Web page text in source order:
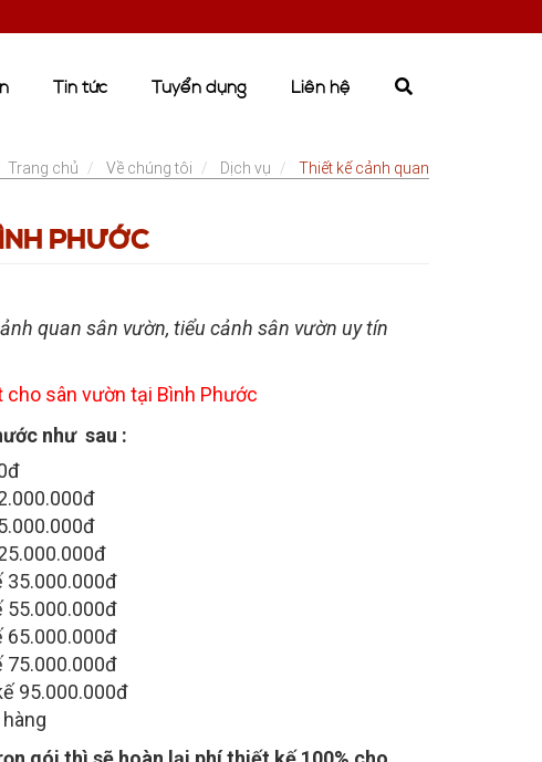
Tin tức Tuyển dụng Liên hệ
Trang chủ Về chúng tôi Dịch vụ Thiết kế cảnh quan
PHƯỚC
quan sân vườn, tiểu cảnh sân vườn uy tín
sân vườn tại Bình Phước
như sau :
35.000.000đ
55.000.000đ
65.000.000đ
75.000.000đ
95.000.000đ